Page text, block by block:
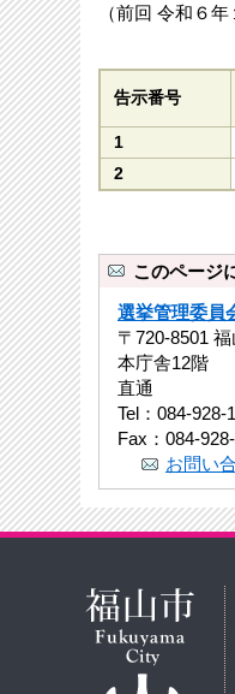
（前回 令和６
告示番号
1
2
このページ
選挙管理委員
〒720-8501
本庁舎12階
直通
Tel：084-928-
Fax：084-
お問い